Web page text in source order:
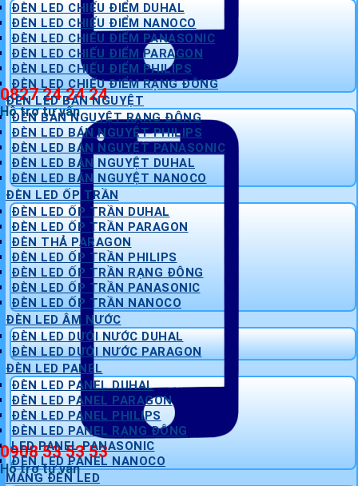
0827 24 24 24
Hỗ trợ tư vấn
0908 53 53 53
Hỗ trợ tư vấn
ĐÈN LED CHIẾU ĐIỂM DUHAL
ĐÈN LED CHIẾU ĐIỂM NANOCO
ĐÈN LED CHIẾU ĐIỂM PANASONIC
ĐÈN LED CHIẾU ĐIỂM PARAGON
ĐÈN LED CHIẾU ĐIỂM PHILIPS
ĐÈN LED CHIẾU ĐIỂM RẠNG ĐÔNG
ĐÈN LED BÁN NGUYỆT
ĐÈN BÁN NGUYỆT RẠNG ĐÔNG
ĐÈN LED BÁN NGUYỆT PHILIPS
ĐÈN LED BÁN NGUYỆT PANASONIC
ĐÈN LED BÁN NGUYỆT DUHAL
ĐÈN LED BÁN NGUYỆT NANOCO
ĐÈN LED ỐP TRẦN
ĐÈN LED ỐP TRẦN DUHAL
ĐÈN LED ỐP TRẦN PARAGON
ĐÈN THẢ PARAGON
ĐÈN LED ỐP TRẦN PHILIPS
ĐÈN LED ỐP TRẦN RẠNG ĐÔNG
ĐÈN LED ỐP TRẦN PANASONIC
ĐÈN LED ỐP TRẦN NANOCO
ĐÈN LED ÂM NƯỚC
ĐÈN LED DƯỚI NƯỚC DUHAL
ĐÈN LED DƯỚI NƯỚC PARAGON
ĐÈN LED PANEL
ĐÈN LED PANEL DUHAL
ĐÈN LED PANEL PARAGON
ĐÈN LED PANEL PHILIPS
ĐÈN LED PANEL RẠNG ĐÔNG
LED PANEL PANASONIC
ĐÈN LED PANEL NANOCO
MÁNG ĐÈN LED